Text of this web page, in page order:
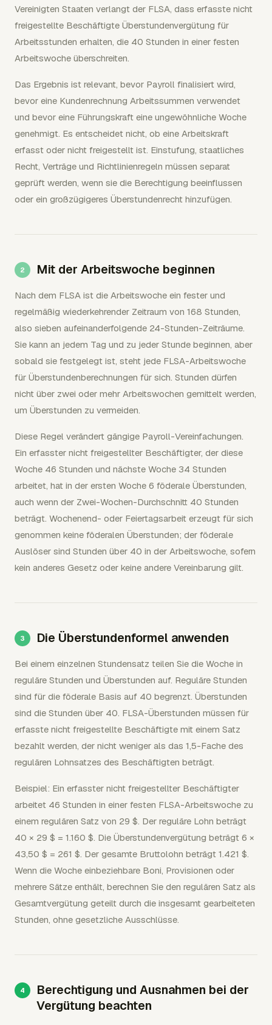
Vereinigten Staaten verlangt der FLSA, dass erfasste nicht
freigestellte Beschäftigte Überstundenvergütung für
Arbeitsstunden erhalten, die 40 Stunden in einer festen
Arbeitswoche überschreiten.
Das Ergebnis ist relevant, bevor Payroll finalisiert wird,
bevor eine Kundenrechnung Arbeitssummen verwendet
und bevor eine Führungskraft eine ungewöhnliche Woche
genehmigt. Es entscheidet nicht, ob eine Arbeitskraft
erfasst oder nicht freigestellt ist. Einstufung, staatliches
Recht, Verträge und Richtlinienregeln müssen separat
geprüft werden, wenn sie die Berechtigung beeinflussen
oder ein großzügigeres Überstundenrecht hinzufügen.
Mit der Arbeitswoche beginnen
Nach dem FLSA ist die Arbeitswoche ein fester und
regelmäßig wiederkehrender Zeitraum von 168 Stunden,
also sieben aufeinanderfolgende 24-Stunden-Zeiträume.
Sie kann an jedem Tag und zu jeder Stunde beginnen, aber
sobald sie festgelegt ist, steht jede FLSA-Arbeitswoche
für Überstundenberechnungen für sich. Stunden dürfen
nicht über zwei oder mehr Arbeitswochen gemittelt werden,
um Überstunden zu vermeiden.
Diese Regel verändert gängige Payroll-Vereinfachungen.
Ein erfasster nicht freigestellter Beschäftigter, der diese
Woche 46 Stunden und nächste Woche 34 Stunden
arbeitet, hat in der ersten Woche 6 föderale Überstunden,
auch wenn der Zwei-Wochen-Durchschnitt 40 Stunden
beträgt. Wochenend- oder Feiertagsarbeit erzeugt für sich
genommen keine föderalen Überstunden; der föderale
Auslöser sind Stunden über 40 in der Arbeitswoche, sofern
kein anderes Gesetz oder keine andere Vereinbarung gilt.
Die Überstundenformel anwenden
Bei einem einzelnen Stundensatz teilen Sie die Woche in
reguläre Stunden und Überstunden auf. Reguläre Stunden
sind für die föderale Basis auf 40 begrenzt. Überstunden
sind die Stunden über 40. FLSA-Überstunden müssen für
erfasste nicht freigestellte Beschäftigte mit einem Satz
bezahlt werden, der nicht weniger als das 1,5-Fache des
regulären Lohnsatzes des Beschäftigten beträgt.
Beispiel: Ein erfasster nicht freigestellter Beschäftigter
arbeitet 46 Stunden in einer festen FLSA-Arbeitswoche zu
einem regulären Satz von 29 $. Der reguläre Lohn beträgt
40 × 29 $ = 1.160 $. Die Überstundenvergütung beträgt 6 ×
43,50 $ = 261 $. Der gesamte Bruttolohn beträgt 1.421 $.
Wenn die Woche einbeziehbare Boni, Provisionen oder
mehrere Sätze enthält, berechnen Sie den regulären Satz als
Gesamtvergütung geteilt durch die insgesamt gearbeiteten
Stunden, ohne gesetzliche Ausschlüsse.
Berechtigung und Ausnahmen bei der
Vergütung beachten